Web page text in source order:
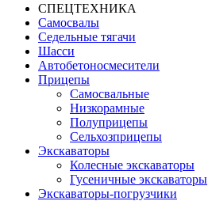
СПЕЦТЕХНИКА
Самосвалы
Седельные тягачи
Шасси
Автобетоно­смесители
Прицепы
Самосвальные
Низкорамные
Полуприцепы
Сельхозприцепы
Экскаваторы
Колесные экскаваторы
Гусеничные экскаваторы
Экскаваторы-погрузчики